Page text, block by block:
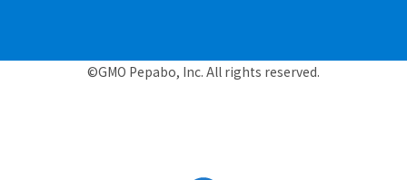
©GMO Pepabo, Inc. All rights reserved.